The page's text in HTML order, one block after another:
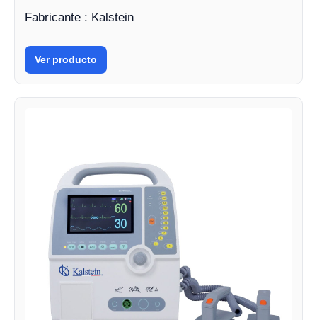
Fabricante : Kalstein
Ver producto